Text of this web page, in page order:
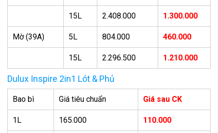
15L 2.408.000 1.300.000
Mờ (39A) 5L 804.000 460.000
15L 2.296.500 1.210.000
Dulux Inspire 2in1 Lót & Phủ
Bao bì Giá tiêu chuẩn Giá sau CK
1L 165.000 110.000